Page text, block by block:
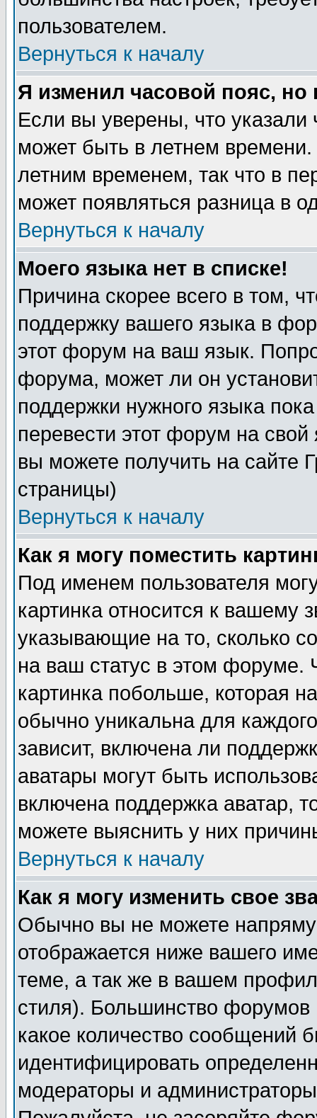
пользователем.
Вернуться к началу
Я изменил часовой пояс,
Если вы уверены, что указали
может быть в летнем
летним временем, так что в
может появляться разница в
Вернуться к началу
Моего языка нет в списке!
Причина скорее всего в том,
поддержку вашего языка в
этот форум на ваш язык.
форума, может ли он
поддержки нужного языка
перевести этот форум на
вы можете получить на сайте
страницы)
Вернуться к началу
Как я могу поместить
Под именем пользователя
картинка относится к вашему
указывающие на то, сколько
на ваш статус в этом форуме.
картинка побольше, которая
обычно уникальна для
зависит, включена ли
аватары могут быть
включена поддержка аватар,
можете выяснить у них
Вернуться к началу
Как я могу изменить свое
Обычно вы не можете
отображается ниже вашего
теме, а так же в вашем
стиля). Большинство форумов
какое количество сообщений
идентифицировать
модераторы и